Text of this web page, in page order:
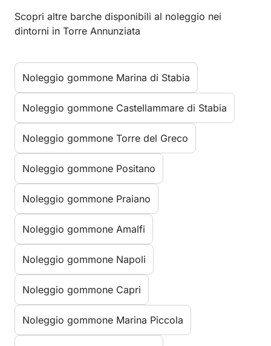
Scopri altre barche disponibili al noleggio nei
dintorni in Torre Annunziata
Noleggio gommone Marina di Stabia
Noleggio gommone Castellammare di Stabia
Noleggio gommone Torre del Greco
Noleggio gommone Positano
Noleggio gommone Praiano
Noleggio gommone Amalfi
Noleggio gommone Napoli
Noleggio gommone Capri
Noleggio gommone Marina Piccola